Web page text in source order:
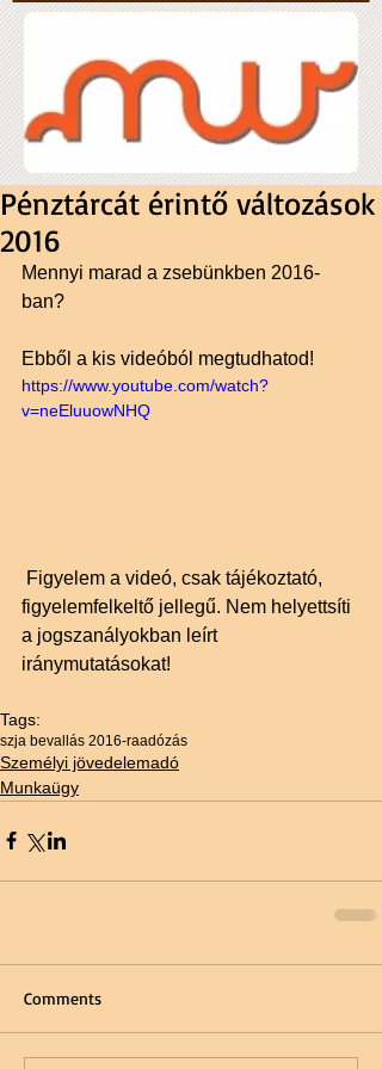
Pénztárcát érintő változások
2016
Mennyi marad a zsebünkben 2016-
ban?
Ebből a kis videóból megtudhatod!
https://www.youtube.com/watch?
v=neEluuowNHQ
figyelemfelkeltő jellegű. Nem helyettsíti
a jogszanályokban leírt
iránymutatásokat!
Tags:
szja bevallás 2016-raadózás
Személyi jövedelemadó
Munkaügy
Comments